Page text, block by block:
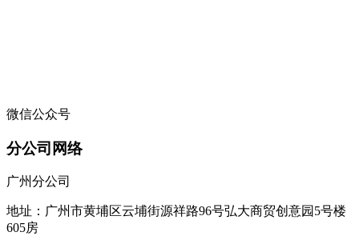
微信公众号
分公司网络
广州分公司
地址：广州市黄埔区云埔街源祥路96号弘大商贸创意园5号楼
605房